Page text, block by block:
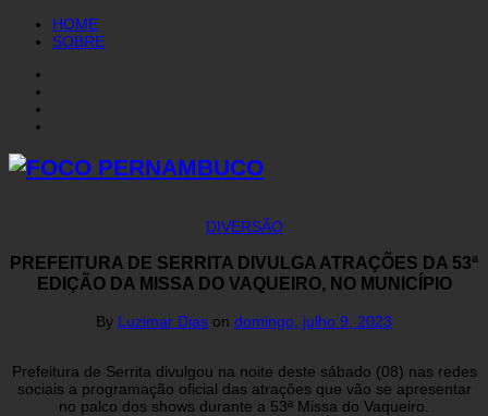
HOME
SOBRE
DIVERSÃO
PREFEITURA DE SERRITA DIVULGA ATRAÇÕES DA 53ª
EDIÇÃO DA MISSA DO VAQUEIRO, NO MUNICÍPIO
By Luzimar Dias on domingo, julho 9, 2023
Prefeitura de Serrita divulgou na noite deste sábado (08) nas redes
sociais a programação oficial das atrações que vão se apresentar
no palco dos shows durante a 53ª Missa do Vaqueiro.